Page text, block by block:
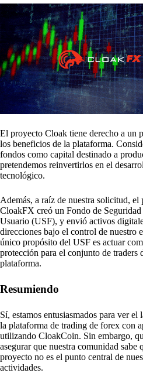
El proyecto Cloak tiene derecho a un
los beneficios de la plataforma.
fondos como capital destinado a
pretendemos reinvertirlos en el
tecnológico.
Además, a raíz de nuestra solicitud, el
CloakFX creó un Fondo de Seguridad
Usuario (USF), y envió activos
direcciones bajo el control de nuestro
único propósito del USF es actuar
protección para el conjunto de traders
plataforma.
Resumiendo
Sí, estamos entusiasmados para ver el
la plataforma de trading de forex con
utilizando CloakCoin. Sin embargo,
asegurar que nuestra comunidad sabe
proyecto no es el punto central de
actividades.